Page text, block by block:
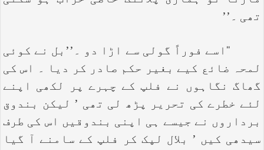
تھی ۔’’
‘‘اسے فوراً گولی سے اڑا دو ۔’’بل نے کوئی
لمحہ ضائع کیے بغیر حکم صادر کر دیا ۔ اس کی
گھاگ نگاہوں نے فلپ کے چہرے پر لکھی اپنے
لئے خطرے کی تحریر پڑھ لی تھی ’ لیکن بندوق
برداروں نے جیسے ہی اپنی بندوقیں اس کی طرف
سیدھی کیں ’ بلال لپک کر فلپ کے سامنے آ گیا